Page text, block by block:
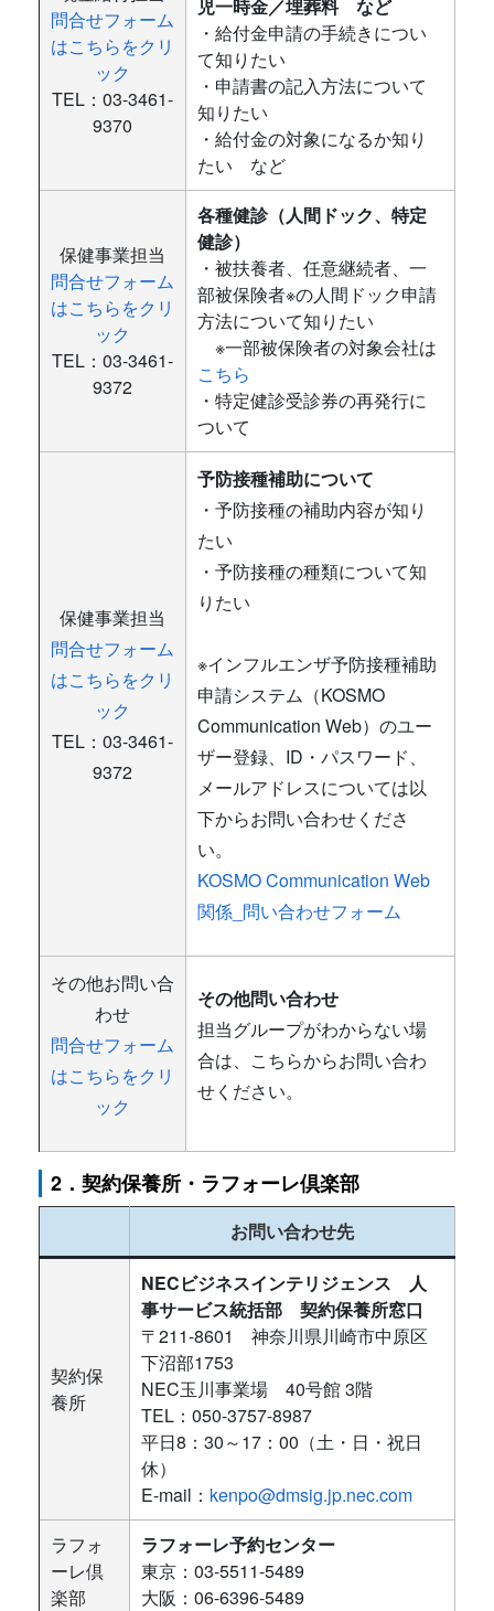
問合せフォーム
はこちらをクリ
ック
TEL：03-3461-
9370
児一時金／埋葬料 など
・給付金申請の手続きについ
て知りたい
・申請書の記入方法について
知りたい
・給付金の対象になるか知り
たい など
保健事業担当
問合せフォーム
はこちらをクリ
ック
TEL：03-3461-
9372
各種健診（人間ドック、特定
健診）
・被扶養者、任意継続者、一
部被保険者※の人間ドック申請
方法について知りたい
※一部被保険者の対象会社は
こちら
・特定健診受診券の再発行に
ついて
保健事業担当
問合せフォーム
はこちらをクリ
ック
TEL：03-3461-
9372
予防接種補助について
・予防接種の補助内容が知り
たい
・予防接種の種類について知
りたい
※インフルエンザ予防接種補助
申請システム（KOSMO
Communication Web）のユー
ザー登録、ID・パスワード、
メールアドレスについては以
下からお問い合わせくださ
い。
KOSMO Communication Web
関係_問い合わせフォーム
その他お問い合
わせ
問合せフォーム
はこちらをクリ
ック
その他問い合わせ
担当グループがわからない場
合は、こちらからお問い合わ
せください。
2．契約保養所・ラフォーレ倶楽部
お問い合わせ先
契約保
養所
NECビジネスインテリジェンス 人
事サービス統括部 契約保養所窓口
〒211-8601 神奈川県川崎市中原区
下沼部1753
NEC玉川事業場 40号館 3階
TEL：050-3757-8987
平日8：30～17：00（土・日・祝日
休）
E-mail： kenpo@dmsig.jp.nec.com
ラフォ
ーレ倶
楽部
ラフォーレ予約センター
東京：03-5511-5489
大阪：06-6396-5489